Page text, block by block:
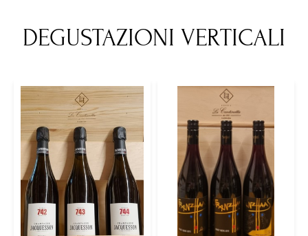
DEGUSTAZIONI VERTICALI